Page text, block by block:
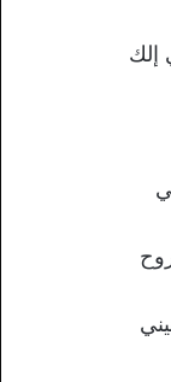
إلك